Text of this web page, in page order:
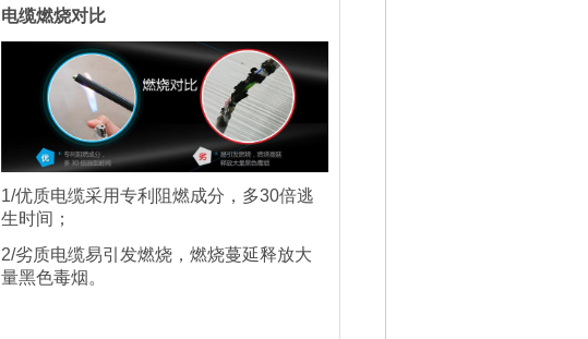
电缆燃烧对比
1/优质电缆采用专利阻燃成分，多30倍逃
生时间；
2/劣质电缆易引发燃烧，燃烧蔓延释放大
量黑色毒烟。